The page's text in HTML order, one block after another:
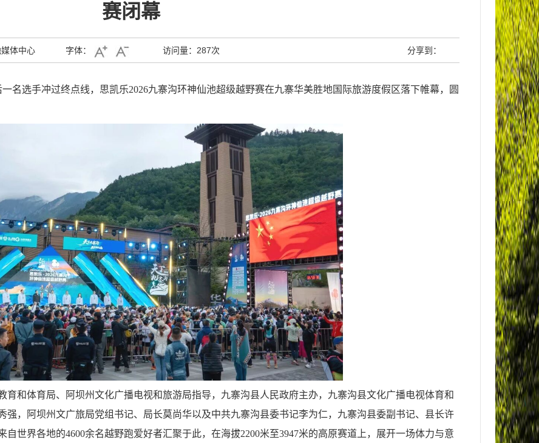
赛闭幕
体中心 字体： 访问量： 287次 分享到：
名选手冲过终点线，思凯乐2026九寨沟环神仙池超级越野赛在九寨华美胜地国际旅游度假区落下帷幕，圆
育和体育局、阿坝州文化广播电视和旅游局指导，九寨沟县人民政府主办，九寨沟县文化广播电视体育和
强，阿坝州文广旅局党组书记、局长莫尚华以及中共九寨沟县委书记李为仁，九寨沟县委副书记、县长许
世界各地的4600余名越野跑爱好者汇聚于此，在海拔2200米至3947米的高原赛道上，展开一场体力与意